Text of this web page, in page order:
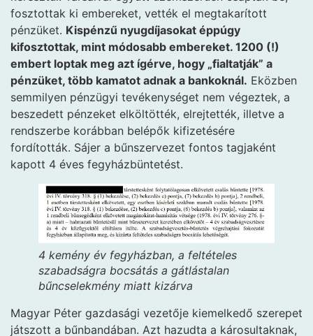
fosztottak ki embereket, vették el megtakarított
pénzüket. Kispénzű nyugdíjasokat éppúgy
kifosztottak, mint módosabb embereket. 1200 (!)
embert loptak meg azt ígérve, hogy „fialtatják” a
pénzüket, több kamatot adnak a bankoknál. Eközben
semmilyen pénzügyi tevékenységet nem végeztek, a
beszedett pénzeket elköltötték, elrejtették, illetve a
rendszerbe korábban belépők kifizetésére
fordították. Sájer a bűnszervezet fontos tagjaként
kapott 4 éves fegyházbüntetést.
4 kemény év fegyházban, a feltételes
szabadságra bocsátás a gátlástalan
bűncselekmény miatt kizárva
Magyar Péter gazdasági vezetője kiemelkedő szerepet
játszott a bűnbandában. Azt hazudta a károsultaknak,